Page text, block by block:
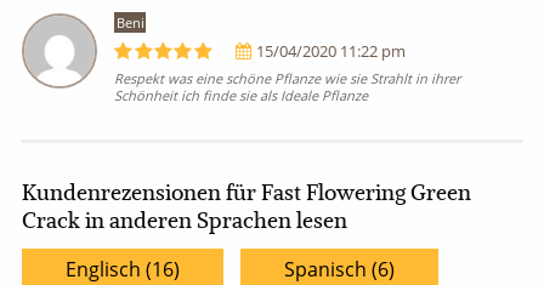
Beni
15/04/2020 11:22 pm
Respekt was eine schöne Pflanze wie sie Strahlt in ihrer
Schönheit ich finde sie als Ideale Pflanze
Kundenrezensionen für Fast Flowering Green
Crack in anderen Sprachen lesen
Englisch (16) Spanisch (6)